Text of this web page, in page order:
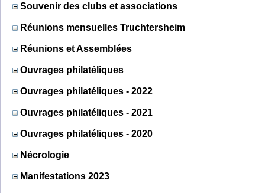
Souvenir des clubs et associations
Réunions mensuelles Truchtersheim
Réunions et Assemblées
Ouvrages philatéliques
Ouvrages philatéliques - 2022
Ouvrages philatéliques - 2021
Ouvrages philatéliques - 2020
Nécrologie
Manifestations 2023